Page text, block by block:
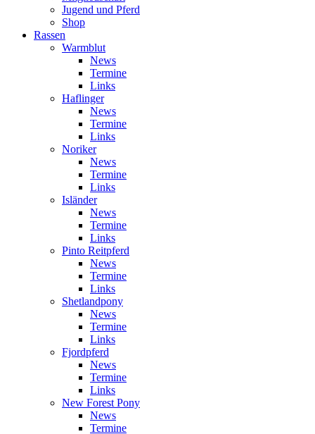
Jugend und Pferd
Shop
Rassen
Warmblut
News
Termine
Links
Haflinger
News
Termine
Links
Noriker
News
Termine
Links
Isländer
News
Termine
Links
Pinto Reitpferd
News
Termine
Links
Shetlandpony
News
Termine
Links
Fjordpferd
News
Termine
Links
New Forest Pony
News
Termine